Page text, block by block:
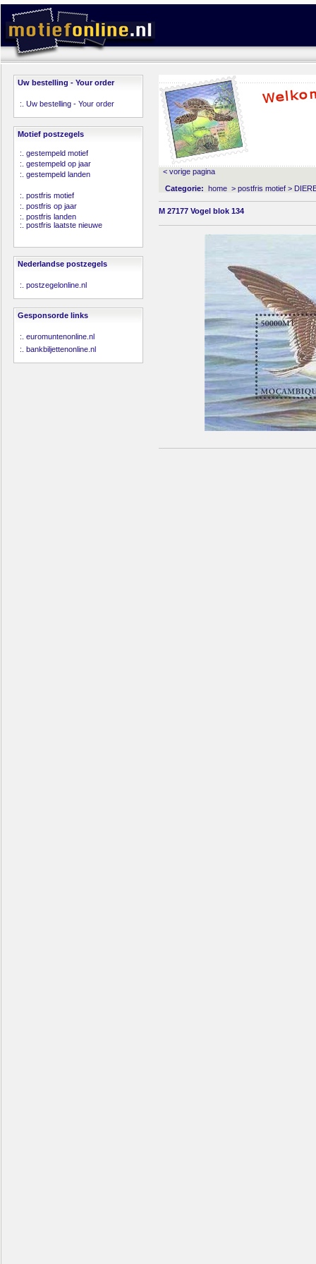
Uw bestelling - Your order
:. Uw bestelling - Your order
Motief postzegels
:. gestempeld motief
:. gestempeld op jaar
:. gestempeld landen
:. postfris motief
:. postfris op jaar
:. postfris landen
:. postfris laatste nieuwe
Nederlandse postzegels
:. postzegelonline.nl
Gesponsorde links
:. euromuntenonline.nl
:. bankbiljettenonline.nl
< vorige pagina
Categorie: home > postfris motief >
M 27177 Vogel blok 134